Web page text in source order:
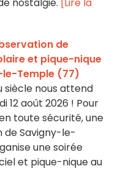
nostalgie. [Lire la
de
et pique-nique
Temple (77)
siècle nous attend
12 août 2026 ! Pour
toute sécurité, une
de Savigny-le-
une soirée
et pique-nique au